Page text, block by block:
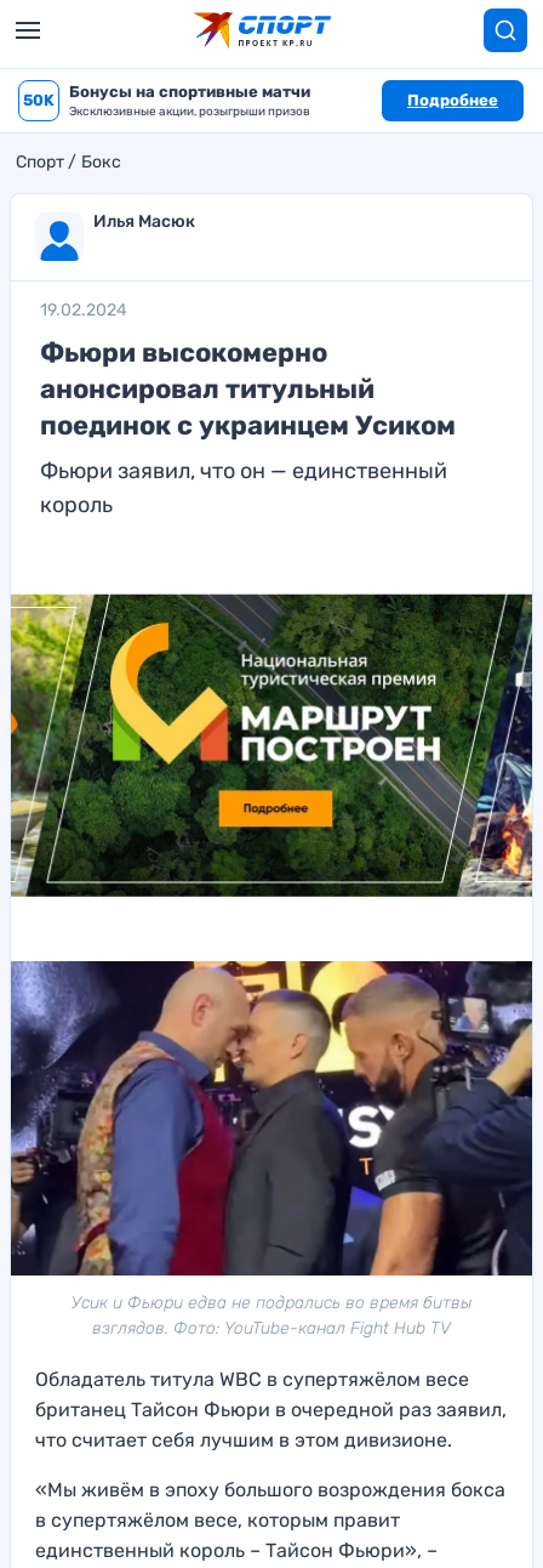
50K Бонусы на спортивные матчи
Эксклюзивные акции, розыгрыши призов
Подробнее
Спорт Бокс
Илья Масюк
19.02.2024
Фьюри высокомерно
анонсировал титульный
поединок с украинцем Усиком
Фьюри заявил, что он — единственный
король
Усик и Фьюри едва не подрались во время битвы
взглядов. Фото: YouTube-канал Fight Hub TV
Обладатель титула WBC в супертяжёлом весе
британец Тайсон Фьюри в очередной раз заявил,
что считает себя лучшим в этом дивизионе.
«Мы живём в эпоху большого возрождения бокса
в супертяжёлом весе, которым правит
единственный король – Тайсон Фьюри», –